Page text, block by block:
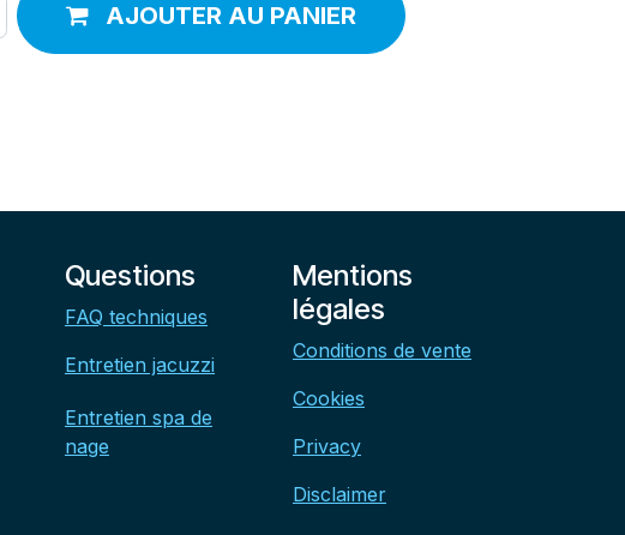
AJOUTER AU PANIER
Questions
FAQ techniques
Entretien jacuzzi
Entretien spa de
nage
Mentions
légales
Conditions de vente
Cookies
Privacy
Disclaimer